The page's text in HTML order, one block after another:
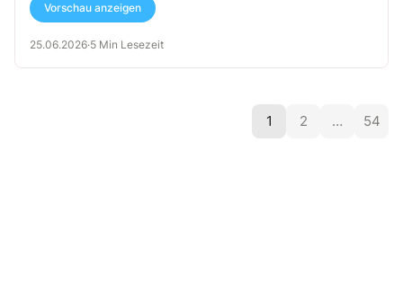
Vorschau anzeigen
25.06.2026·5 Min Lesezeit
1 2 … 54